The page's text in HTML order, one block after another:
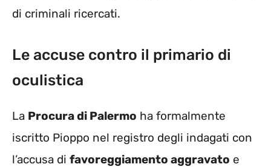
di criminali ricercati.
Le accuse contro il primario di
oculistica
La Procura di Palermo ha formalmente
iscritto Pioppo nel registro degli indagati con
l’accusa di favoreggiamento aggravato e